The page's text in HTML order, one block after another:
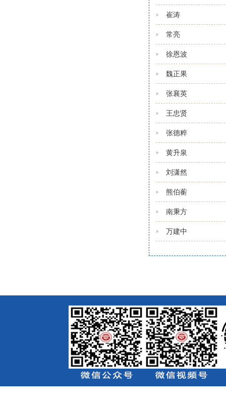
崔涛
常亮
徐恩波
魏正果
张襄英
王忠贤
张德粹
黄升泉
刘潇然
熊伯蘅
南秉方
万建中